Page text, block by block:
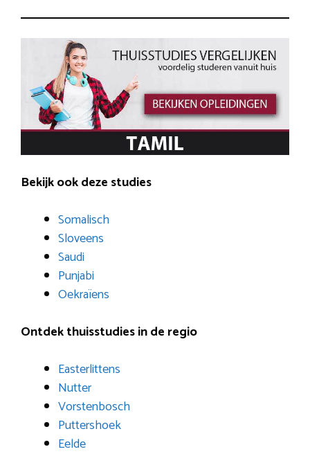
Bekijk ook deze studies
Somalisch
Sloveens
Saudi
Punjabi
Oekraïens
Ontdek thuisstudies in de regio
Easterlittens
Nutter
Vorstenbosch
Puttershoek
Eelde